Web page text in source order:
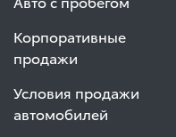
Корпоративные
продажи
Условия продажи
автомобилей